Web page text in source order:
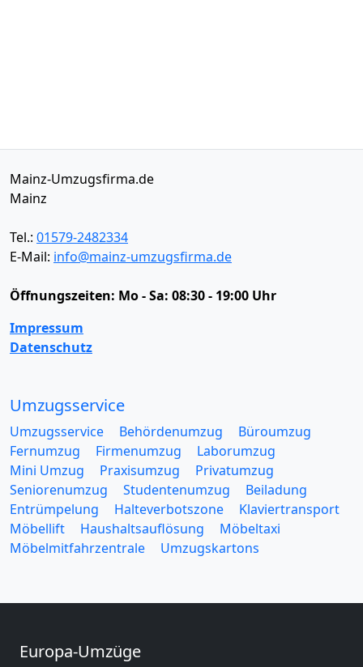
Mainz-Umzugsfirma.de
Mainz
Tel.: 01579-2482334
E-Mail: info@mainz-umzugsfirma.de
Öffnungszeiten: Mo - Sa: 08:30 - 19:00 Uhr
Impressum
Datenschutz
Umzugsservice
Umzugsservice Behördenumzug
Büroumzug
Fernumzug
Firmenumzug
Laborumzug
Mini Umzug
Praxisumzug
Privatumzug
Seniorenumzug
Studentenumzug
Beiladung
Entrümpelung
Halteverbotszone
Klaviertransport
Möbellift
Haushaltsauflösung
Möbeltaxi
Möbelmitfahrzentrale
Umzugskartons
Europa-Umzüge